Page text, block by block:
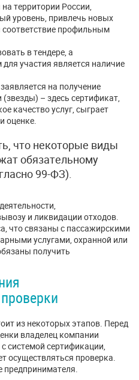
территории России,
уровень, привлечь новых
соответствие профильным
в тендере, а
участия является наличие
на получение
– здесь сертификат,
качество услуг, сыграет
оценке.
что некоторые виды
обязательному
99-ФЗ).
и ликвидации отходов.
что связаны с пассажирскими
услугами, охранной или
получить
из некоторых этапов. Перед
владелец компании
системой сертификации,
осуществляться проверка.
предпринимателя.